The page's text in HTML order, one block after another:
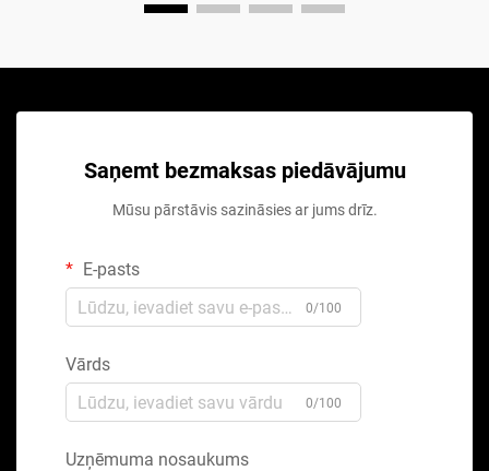
Saņemt bezmaksas piedāvājumu
Mūsu pārstāvis sazināsies ar jums drīz.
E-pasts
0/100
Vārds
0/100
Uzņēmuma nosaukums